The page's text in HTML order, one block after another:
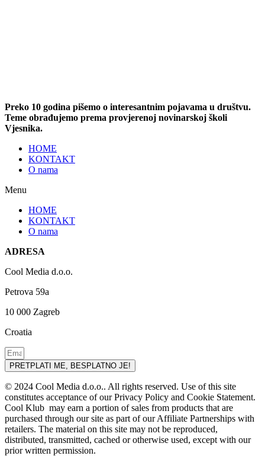
Preko 10 godina pišemo o interesantnim pojavama u društvu.
Teme obrađujemo prema provjerenoj novinarskoj školi
Vjesnika.
HOME
KONTAKT
O nama
Menu
HOME
KONTAKT
O nama
ADRESA
Cool Media d.o.o.
Petrova 59a
10 000 Zagreb
Croatia
PRETPLATI ME, BESPLATNO JE!
© 2024 Cool Media d.o.o.. All rights reserved. Use of this site
constitutes acceptance of our Privacy Policy and Cookie Statement.
Cool Klub may earn a portion of sales from products that are
purchased through our site as part of our Affiliate Partnerships with
retailers. The material on this site may not be reproduced,
distributed, transmitted, cached or otherwise used, except with our
prior written permission.